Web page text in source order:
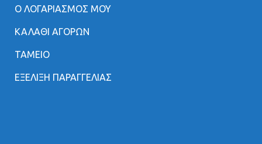
Ο ΛΟΓΑΡΙΑΣΜΟΣ ΜΟΥ
ΚΑΛΑΘΙ ΑΓΟΡΩΝ
ΤΑΜΕΙΟ
ΕΞΕΛΙΞΗ ΠΑΡΑΓΓΕΛΙΑΣ